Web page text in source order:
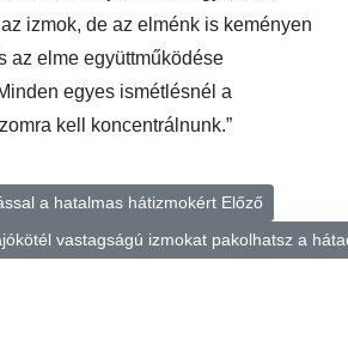
izmok, de az elménk is keményen
az elme együttműködése
egyes ismétlésnél a
kell koncentrálnunk.”
a hatalmas hátizmokért Előző
vastagságú izmokat pakolhatsz a